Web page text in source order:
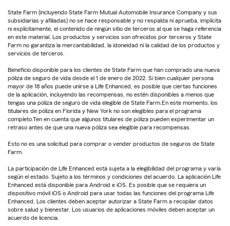
State Farm (incluyendo State Farm Mutual Automobile Insurance Company y sus
subsidiarias y afiliadas) no se hace responsable y no respalda ni aprueba, implícita
ni explícitamente, el contenido de ningún sitio de terceros al que se haga referencia
en este material. Los productos y servicios son ofrecidos por terceros y State
Farm no garantiza la mercantabilidad, la idoneidad ni la calidad de los productos y
servicios de terceros.
Beneficio disponible para los clientes de State Farm que han comprado una nueva
póliza de seguro de vida desde el 1 de enero de 2022. Si bien cualquier persona
mayor de 18 años puede unirse a Life Enhanced, es posible que ciertas funciones
de la aplicación, incluyendo las recompensas, no estén disponibles a menos que
tengas una póliza de seguro de vida elegible de State Farm.En este momento, los
titulares de póliza en Florida y New York no son elegibles para el programa
completo.Ten en cuenta que algunos titulares de póliza pueden experimentar un
retraso antes de que una nueva póliza sea elegible para recompensas.
Esto no es una solicitud para comprar o vender productos de seguros de State
Farm.
La participación de Life Enhanced está sujeta a la elegibilidad del programa y varía
según el estado. Sujeto a los términos y condiciones del acuerdo. La aplicación Life
Enhanced está disponible para Android e iOS. Es posible que se requiera un
dispositivo móvil iOS o Android para usar todas las funciones del programa Life
Enhanced. Los clientes deben aceptar autorizar a State Farm a recopilar datos
sobre salud y bienestar. Los usuarios de aplicaciones móviles deben aceptar un
acuerdo de licencia.